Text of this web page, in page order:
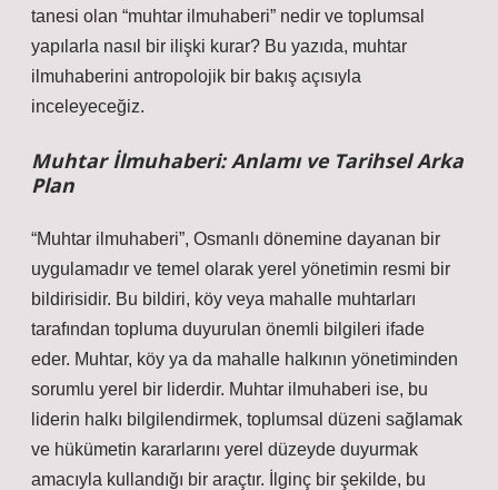
tanesi olan “muhtar ilmuhaberi” nedir ve toplumsal
yapılarla nasıl bir ilişki kurar? Bu yazıda, muhtar
ilmuhaberini antropolojik bir bakış açısıyla
inceleyeceğiz.
Muhtar İlmuhaberi: Anlamı ve Tarihsel Arka
Plan
“Muhtar ilmuhaberi”, Osmanlı dönemine dayanan bir
uygulamadır ve temel olarak yerel yönetimin resmi bir
bildirisidir. Bu bildiri, köy veya mahalle muhtarları
tarafından topluma duyurulan önemli bilgileri ifade
eder. Muhtar, köy ya da mahalle halkının yönetiminden
sorumlu yerel bir liderdir. Muhtar ilmuhaberi ise, bu
liderin halkı bilgilendirmek, toplumsal düzeni sağlamak
ve hükümetin kararlarını yerel düzeyde duyurmak
amacıyla kullandığı bir araçtır. İlginç bir şekilde, bu